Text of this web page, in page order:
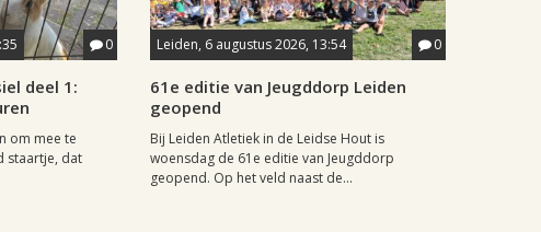
0
deel 1:
om mee te
staartje, dat
Leiden, 6 augustus 2026, 13:54 0
61e editie van Jeugddorp Leiden
geopend
Bij Leiden Atletiek in de Leidse Hout is
woensdag de 61e editie van Jeugddorp
geopend. Op het veld naast de...